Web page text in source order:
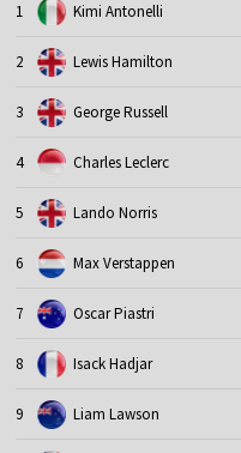
1 Kimi Antonelli
2 Lewis Hamilton
3 George Russell
4 Charles Leclerc
5 Lando Norris
6 Max Verstappen
7 Oscar Piastri
8 Isack Hadjar
9 Liam Lawson